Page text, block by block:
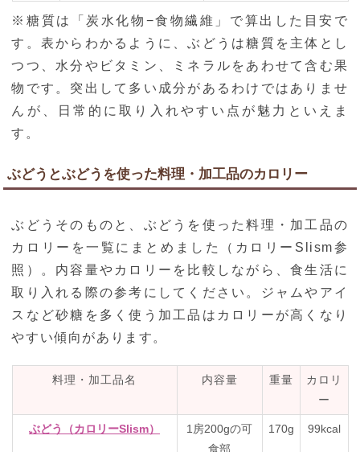
※糖質は「炭水化物−食物繊維」で算出した目安で
す。表からわかるように、ぶどうは糖質を主体とし
つつ、水分やビタミン、ミネラルをあわせて含む果
物です。突出して多い成分があるわけではありませ
んが、日常的に取り入れやすい点が魅力といえま
す。
ぶどうとぶどうを使った料理・加工品のカロリー
ぶどうそのものと、ぶどうを使った料理・加工品の
カロリーを一覧にまとめました（カロリーSlism参
照）。内容量やカロリーを比較しながら、食生活に
取り入れる際の参考にしてください。ジャムやアイ
スなど砂糖を多く使う加工品はカロリーが高くなり
やすい傾向があります。
料理・加工品名 内容量 重量
カロリ
ー
ぶどう（カロリーSlism）
1房200gの可
食部
170g 99kcal